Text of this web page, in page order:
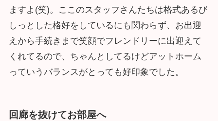
ますよ(笑)。ここのスタッフさんたちは格式あるび
しっとした格好をしているにも関わらず、お出迎
えから手続きまで笑顔でフレンドリーに出迎えて
くれてるので、ちゃんとしてるけどアットホーム
っていうバランスがとっても好印象でした。
回廊を抜けてお部屋へ